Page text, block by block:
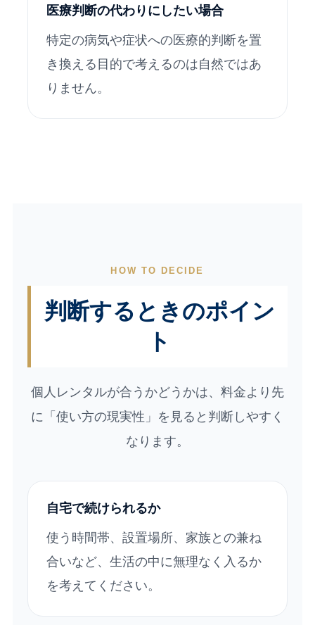
医療判断の代わりにしたい場合
特定の病気や症状への医療的判断を置
き換える目的で考えるのは自然ではあ
りません。
HOW TO DECIDE
判断するときのポイン
ト
個人レンタルが合うかどうかは、料金より先
に「使い方の現実性」を見ると判断しやすく
なります。
自宅で続けられるか
使う時間帯、設置場所、家族との兼ね
合いなど、生活の中に無理なく入るか
を考えてください。